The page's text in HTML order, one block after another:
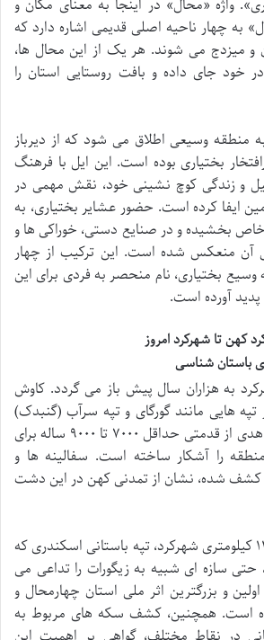
واژه «محال» در اینجا به معنای مکان و
به چهار ناحیه اصلی قدیمی اشاره دارد که
و میزدج می شوند. هر یک از این محال ها،
خود جای داده و بافت روستایی استان را
منطقه وسیعی اطلاق می شود که از دیرباز
بختیاری بوده است. این ایل با فرهنگ
و زندگی کوچ نشینی خود، نقش مهمی در
ایفا کرده است. حضور عشایر بختیاری، به
بخشیده و در صنایع دستی، خوراکی ها و
منعکس شده است. این ترکیب از چهار
بختیاری، نام منحصر به فردی برای این
پدید آورده است.
کهن تا شهرکرد امروز
باستان شناسی
به هزاران سال پیش باز می گردد. کاوش
هایی مانند گورگای و تپه سرآب (گنبدک)
در شمال شهرکیان، شواهدی از قدمتی حداقل ۷۰۰۰ تا ۹۰۰۰ ساله برای
را آشکار ساخته است. سفالینه ها و
کشف شده، نشان از تمدنی کهن در این دشت
در شهر هفشجان، در ۱۴ کیلومتری شهرکرد، تپه باستانی اسکندری که
دارد، حتی سازه ای شبیه به زیگورات را تداعی می
و بزرگترین اثر ملی استان چهارمحال و
است. همچنین، کشف سکه های مربوط به